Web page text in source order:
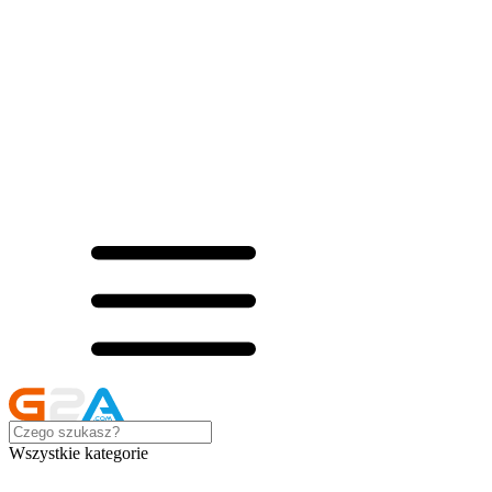
Wszystkie kategorie